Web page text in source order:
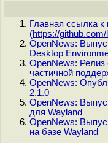
Главная ссылка к
(https://
OpenNews:
Desktop
OpenNews: Релиз
частичной
OpenNews:
2.1.0
OpenNews:
для Wayland
OpenNews:
на базе Wayland